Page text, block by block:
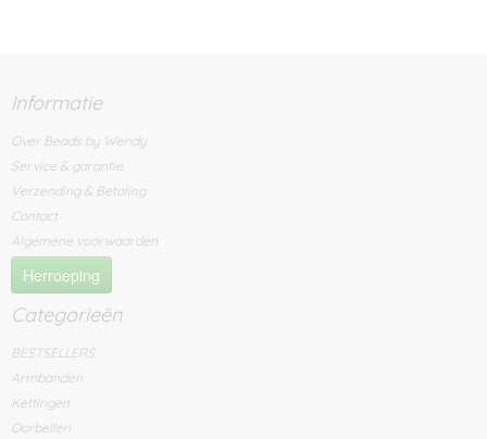
Informatie
Over Beads by Wendy
Service & garantie
Verzending & Betaling
Contact
Algemene voorwaarden
Herroeping
Categorieën
BESTSELLERS
Armbanden
Kettingen
Oorbellen